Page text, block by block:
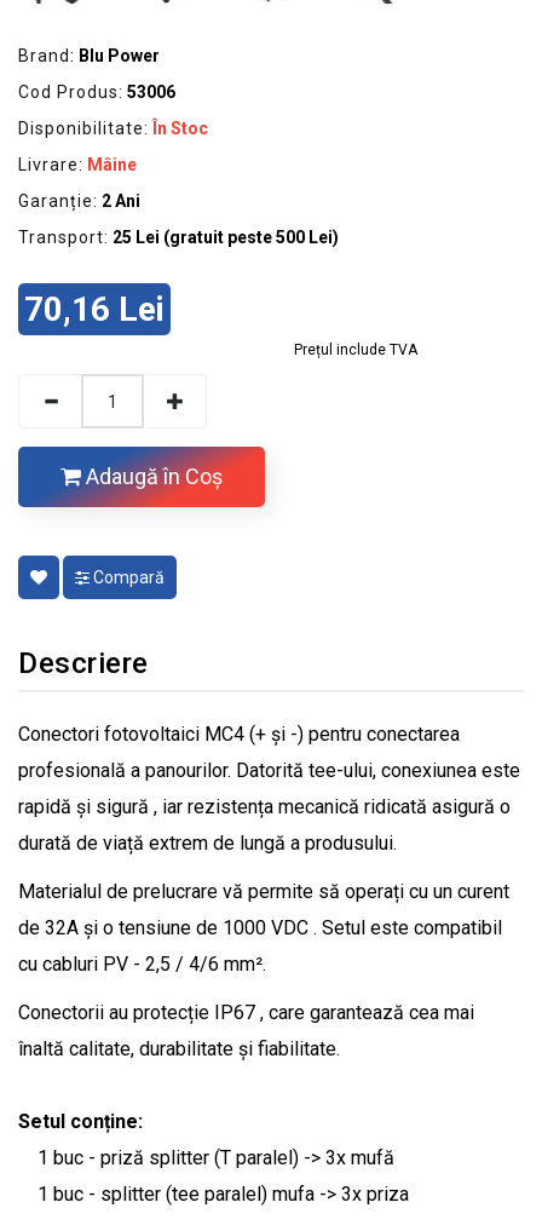
Brand: Blu Power
Cod Produs: 53006
Disponibilitate:
În Stoc
Livrare: Mâine
Garanție: 2 Ani
Transport: 25 Lei (gratuit peste 500 Lei)
70,16 Lei
Prețul include TVA
Adaugă în Coş
Compară
Descriere
Conectori fotovoltaici MC4 (+ și -) pentru conectarea
profesională a panourilor. Datorită tee-ului, conexiunea este
rapidă și sigură , iar rezistența mecanică ridicată asigură o
durată de viață extrem de lungă a produsului.
Materialul de prelucrare vă permite să operați cu un curent
de 32A și o tensiune de 1000 VDC . Setul este compatibil
cu cabluri PV - 2,5 / 4/6 mm².
Conectorii au protecție IP67 , care garantează cea mai
înaltă calitate, durabilitate și fiabilitate.
Setul conține:
1 buc - priză splitter (T paralel) -> 3x mufă
1 buc - splitter (tee paralel) mufa -> 3x priza